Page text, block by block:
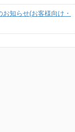
お知らせ(お客様向け・